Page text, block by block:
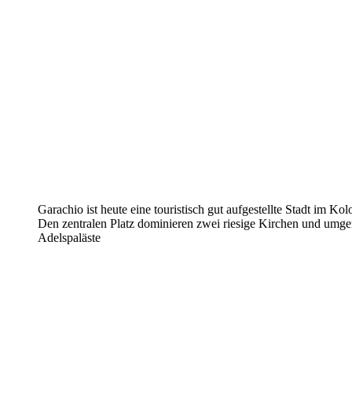
Garachio ist heute eine touristisch gut aufgestellte Stadt im
Den zentralen Platz dominieren zwei riesige Kirchen und
Adelspaläste